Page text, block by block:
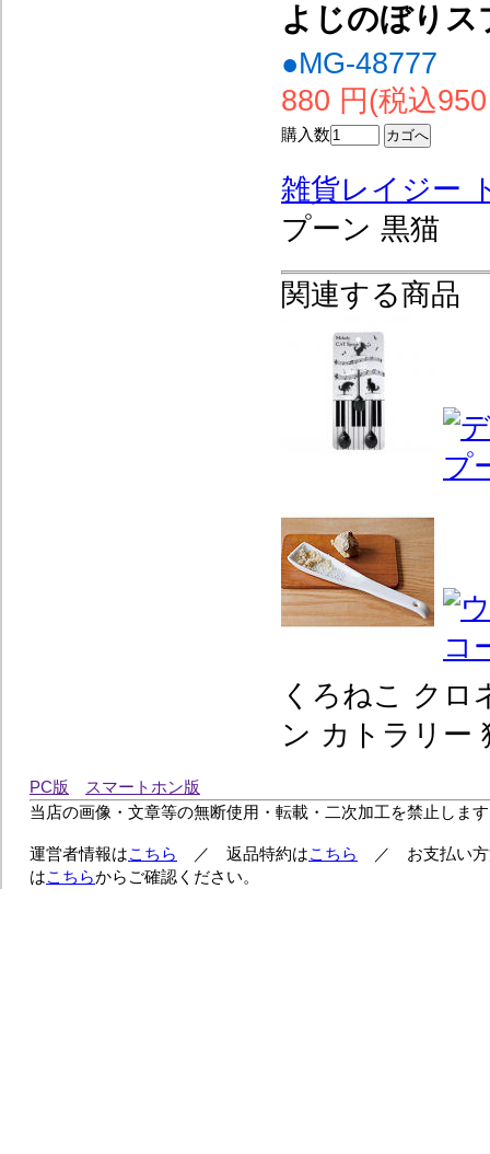
よじのぼりス
●MG-48777
880 円(税込
購入数
雑貨レイジー
プーン 黒猫
関連する商品
くろねこ クロ
ン カトラリー
PC版
スマートホン版
当店の画像・文章等の無断使用・転載・二次加工を禁止しま
運営者情報はこちら ／ 返品特約はこちら
／ お支払い方
はこちらからご確認ください。